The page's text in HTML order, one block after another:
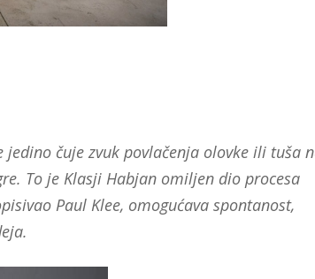
čuje zvuk povlačenja olovke ili tuša
To je Klasji Habjan omiljen dio procesa
Paul Klee, omogućava spontanost,